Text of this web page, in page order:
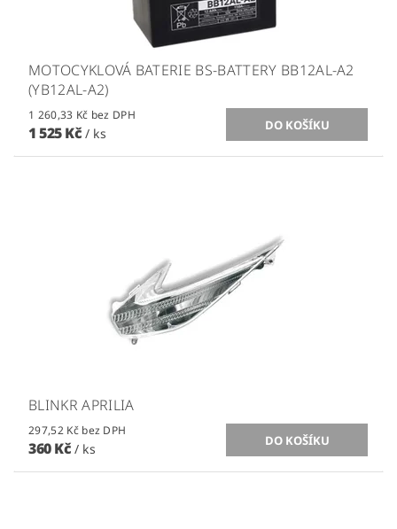
MOTOCYKLOVÁ BATERIE BS-BATTERY BB12AL-A2
(YB12AL-A2)
1 260,33 Kč bez DPH
1 525 Kč / ks
BLINKR APRILIA
297,52 Kč bez DPH
360 Kč / ks